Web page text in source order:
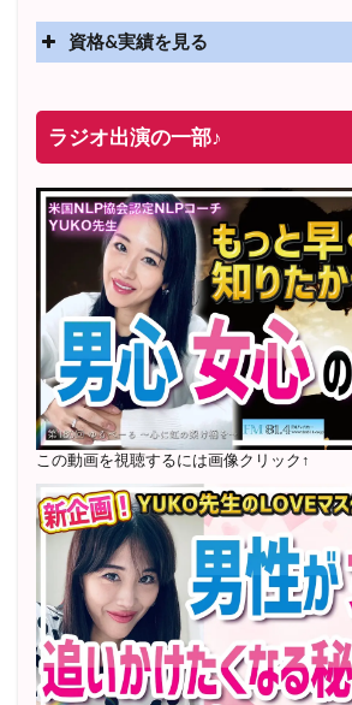
資格&実績を見る
2025年4月〜 altruismコミュニティ×
2025年5月〜 FMラジオ79.9「LOVE
レギュラー出演中！
2023年12月〜 FM81.4ラジオFMハ
ター講座」準レギュラー出演中！
〜2025年5月 個別セッション相談
2022年6月〜24年7月 自己肯定感を
ン1000名以上参加
〜2024年7月 恋愛テキスト動画セッ
2022年7月〜12月 グループセッシ
様 随時満席
2022年4月 米国NLP協会認定NLPコ
ラジオ出演の一部♪
この動画を視聴するには画像クリック↑